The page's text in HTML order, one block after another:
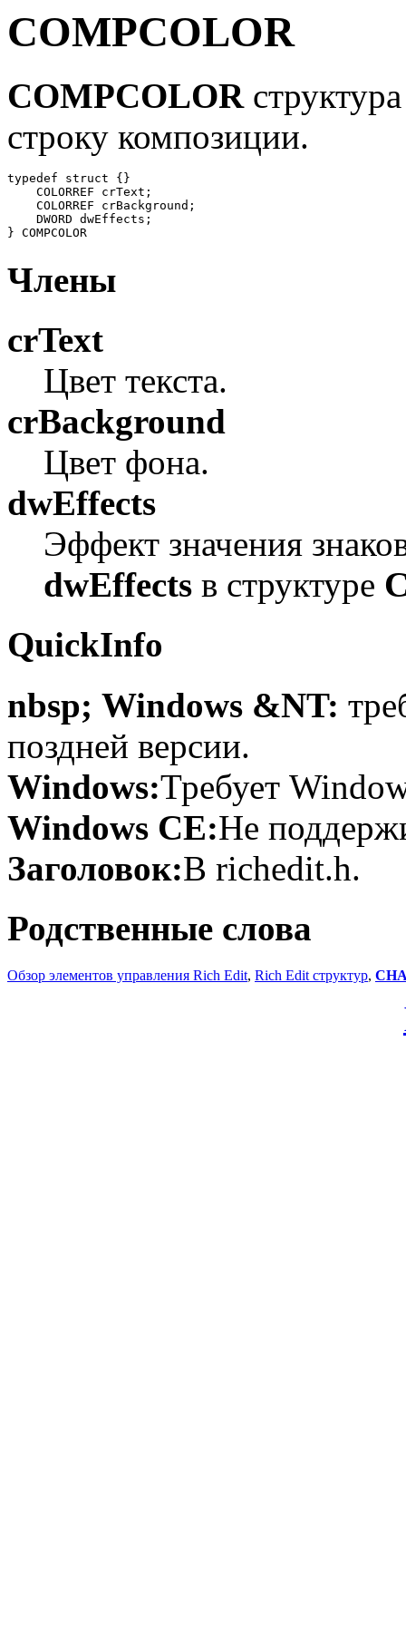
COMPCOLOR
COMPCOLOR
строку композиции.
typedef struct {}
    COLORREF crText;
    COLORREF crBackground;
    DWORD dwEffects;
Члены
crText
Цвет текста.
crBackground
Цвет фона.
dwEffects
Эффект значения
dwEffects в структуре
QuickInfo
nbsp; Windows &NT:
поздней версии.
Windows:Требует
Windows CE:Не
Заголовок:В richedit.h.
Родственные слова
Обзор элементов управления Rich Edit, Rich Edit структур,